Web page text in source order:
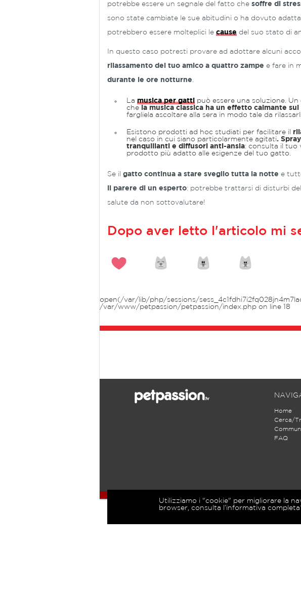
potrebbe essere un segnale del fatto che soffre di
sono state cambiate le sue abitudini o ha dovuto
potrebbero essere molteplici le cause del suo stato di
In questo caso potresti provare ad adottare alcuni
rilassamento del tuo amico a quattro zampe e fare in
durante le ore notturne
La musica per gatti può essere una soluzione.
che
la musica classica ha un effetto calmante sui
fargliela ascoltare alla sera in modo tale da
Esistono prodotti ad hoc studiati per facilitare il
nel caso in cui siano particolarmente agitati.
tranquillanti e diffusori anti-ansia: consulta il tuo
prodotto più adatto alle esigenze del tuo gatto.
Se il gatto continua a stare sveglio tutta la notte e
il parere di un esperto: potrebbe trattarsi di disturbi
salute da non sottovalutare!
Dopo aver letto l'articolo mi
open(/var/lib/php/sessions/
/var/www/petpassion/petpassion/index.php on line 18
Home
Cerca/
FAQ
Utilizziamo i "cookie" per migliorare la
browser, consulta l’informativa